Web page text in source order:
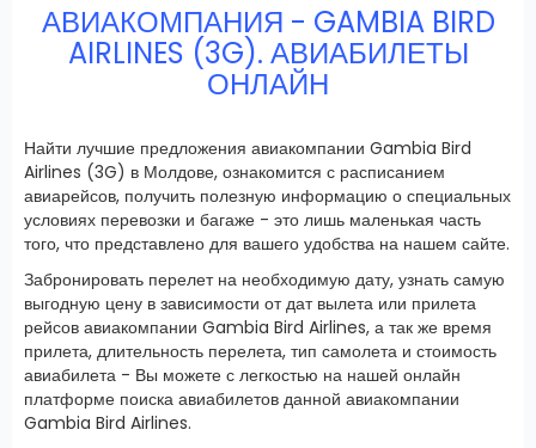
АВИАКОМПАНИЯ - GAMBIA BIRD
AIRLINES (3G). АВИАБИЛЕТЫ
ОНЛАЙН
Найти лучшие предложения авиакомпании Gambia Bird
Airlines (3G) в Молдове, ознакомится с расписанием
авиарейсов, получить полезную информацию о специальных
условиях перевозки и багаже - это лишь маленькая часть
того, что представлено для вашего удобства на нашем сайте.
Забронировать перелет на необходимую дату, узнать самую
выгодную цену в зависимости от дат вылета или прилета
рейсов авиакомпании Gambia Bird Airlines, а так же время
прилета, длительность перелета, тип самолета и стоимость
авиабилета - Вы можете с легкостью на нашей онлайн
платформе поиска авиабилетов данной авиакомпании
Gambia Bird Airlines.